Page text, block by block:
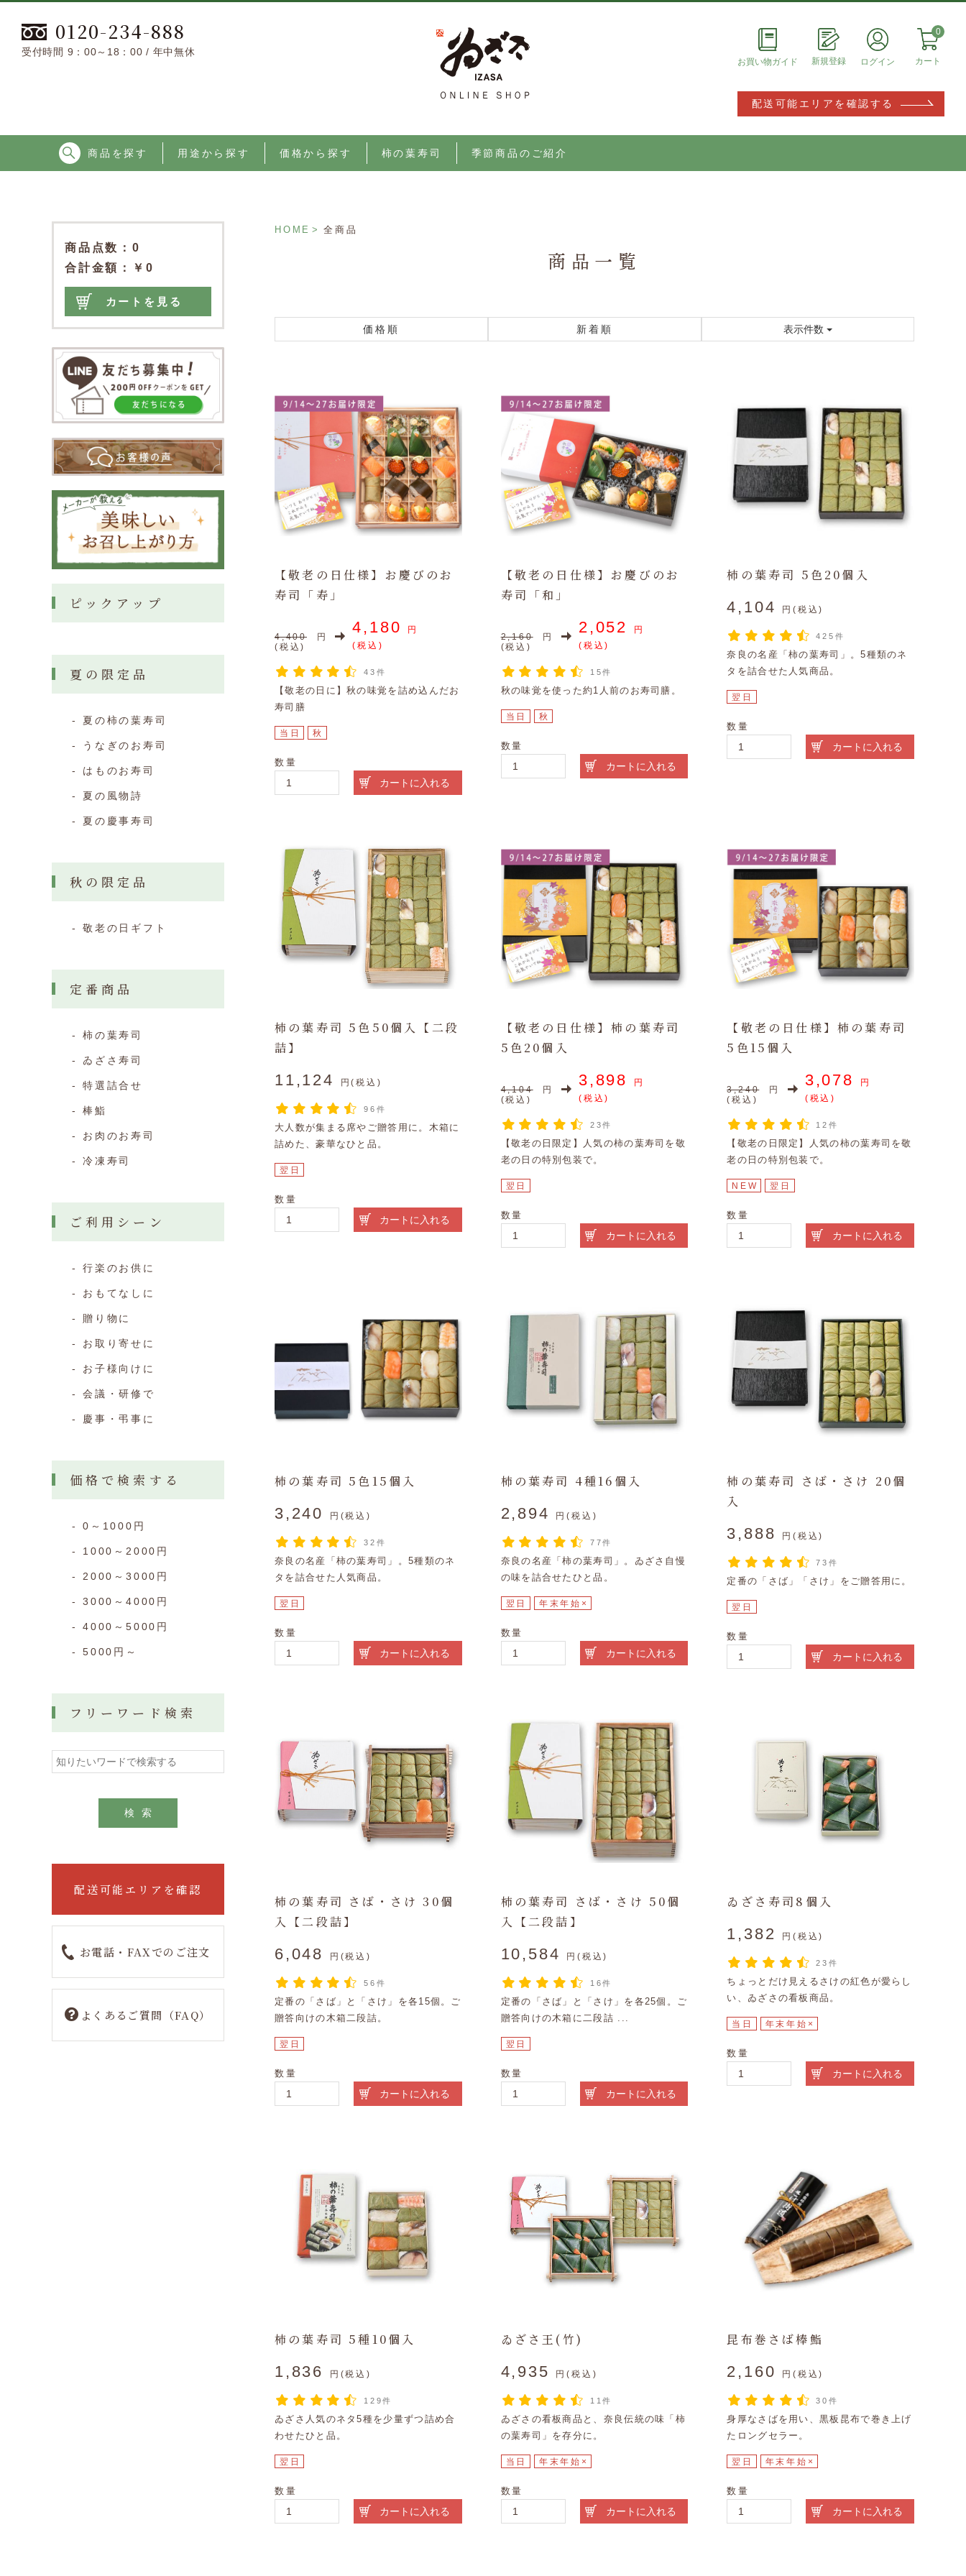
お買い物ガイド 新規登録 ログイン
MYページ
設定
0
カート
配送可能エリアを確認する
0120-234-888
受付時間 9：00～18：00 / 年中無休
商品を探す 用途から探す 価格から探す 柿の葉寿司 季節商品のご紹介
HOME 全商品
商品一覧
価格順 新着順 表示件数
【敬老の日仕様】お慶びのお
寿司「寿」
4,400
円
(税込)
4,180
円
(税込)
43件
【敬老の日に】秋の味覚を詰め込んだお
寿司膳
当日 秋
数量
カートに入れる
【敬老の日仕様】お慶びのお
寿司「和」
2,160
円
(税込)
2,052
円
(税込)
15件
秋の味覚を使った約1人前のお寿司膳。
当日 秋
数量
カートに入れる
柿の葉寿司 5色20個入
4,104 円(税込)
425件
奈良の名産「柿の葉寿司」。5種類のネ
タを詰合せた人気商品。
翌日
数量
カートに入れる
柿の葉寿司 5色50個入【二段
詰】
11,124 円(税込)
96件
大人数が集まる席やご贈答用に。木箱に
詰めた、豪華なひと品。
翌日
数量
カートに入れる
【敬老の日仕様】柿の葉寿司
5色20個入
4,104
円
(税込)
3,898
円
(税込)
23件
【敬老の日限定】人気の柿の葉寿司を敬
老の日の特別包装で。
翌日
数量
カートに入れる
【敬老の日仕様】柿の葉寿司
5色15個入
3,240
円
(税込)
3,078
円
(税込)
12件
【敬老の日限定】人気の柿の葉寿司を敬
老の日の特別包装で。
NEW 翌日
数量
カートに入れる
柿の葉寿司 5色15個入
3,240 円(税込)
32件
奈良の名産「柿の葉寿司」。5種類のネ
タを詰合せた人気商品。
翌日
数量
カートに入れる
柿の葉寿司 4種16個入
2,894 円(税込)
77件
奈良の名産「柿の葉寿司」。ゐざさ自慢
の味を詰合せたひと品。
翌日 年末年始×
数量
カートに入れる
柿の葉寿司 さば・さけ 20個
入
3,888 円(税込)
73件
定番の「さば」「さけ」をご贈答用に。
翌日
数量
カートに入れる
柿の葉寿司 さば・さけ 30個
入【二段詰】
6,048 円(税込)
56件
定番の「さば」と「さけ」を各15個。ご
贈答向けの木箱二段詰。
翌日
数量
カートに入れる
柿の葉寿司 さば・さけ 50個
入【二段詰】
10,584 円(税込)
16件
定番の「さば」と「さけ」を各25個。ご
贈答向けの木箱に二段詰 ...
翌日
数量
カートに入れる
ゐざさ寿司8個入
1,382 円(税込)
23件
ちょっとだけ見えるさけの紅色が愛らし
い、ゐざさの看板商品。
当日 年末年始×
数量
カートに入れる
柿の葉寿司 5種10個入
1,836 円(税込)
129件
ゐざさ人気のネタ5種を少量ずつ詰め合
わせたひと品。
翌日
数量
カートに入れる
ゐざさ王(竹)
4,935 円(税込)
11件
ゐざさの看板商品と、奈良伝統の味「柿
の葉寿司」を存分に。
当日 年末年始×
数量
カートに入れる
昆布巻さば棒鮨
2,160 円(税込)
30件
身厚なさばを用い、黒板昆布で巻き上げ
たロングセラー。
翌日 年末年始×
数量
カートに入れる
商品点数
0
合計金額
￥0
カートを見る
ピックアップ
夏の限定品
夏の柿の葉寿司
うなぎのお寿司
はものお寿司
夏の風物詩
夏の慶事寿司
秋の限定品
敬老の日ギフト
定番商品
柿の葉寿司
ゐざさ寿司
特選詰合せ
棒鮨
お肉のお寿司
冷凍寿司
ご利用シーン
行楽のお供に
おもてなしに
贈り物に
お取り寄せに
お子様向けに
会議・研修で
慶事・弔事に
価格で検索する
0～1000円
1000～2000円
2000～3000円
3000～4000円
4000～5000円
5000円～
フリーワード検索
検索
配送可能エリアを確認
お電話・FAXでのご注文
よくあるご質問（FAQ）